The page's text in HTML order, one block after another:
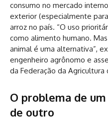
consumo no mercado
exterior (especialmente
arroz no país. “O uso
como alimento humano.
animal é uma alternativa”,
engenheiro agrônomo e
da Federação da Agricultura
O problema de
de outro